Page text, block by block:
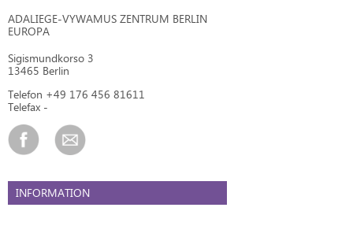
ADALIEGE-VYWAMUS ZENTRUM BERLIN
EUROPA
Sigismundkorso 3
13465 Berlin
Telefon +49 176 456 81611
Telefax -
INFORMATION